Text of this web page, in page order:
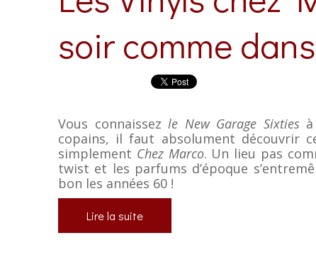
soir comme
Vous connaissezle New Garage Sixties
copains, il faut absolument découvrir
simplement Chez Marco. Un lieu pas
twist et les parfums d’époque
bon les années 60 !
Lire la suite